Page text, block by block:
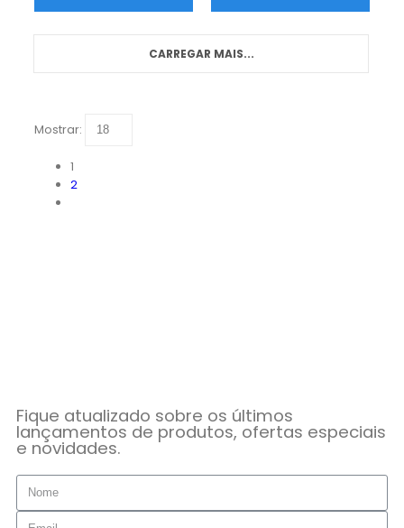
CARREGAR MAIS...
Mostrar:
1
2
Fique atualizado sobre os últimos
lançamentos de produtos, ofertas especiais
e novidades.